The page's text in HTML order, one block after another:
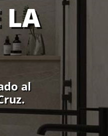
LA
al